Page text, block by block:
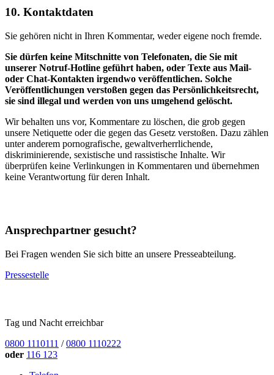
10. Kontaktdaten
Sie gehören nicht in Ihren Kommentar, weder eigene noch fremde.
Sie dürfen keine Mitschnitte von Telefonaten, die Sie mit
unserer Notruf-Hotline geführt haben, oder Texte aus Mail-
oder Chat-Kontakten irgendwo veröffentlichen. Solche
Veröffentlichungen verstoßen gegen das Persönlichkeitsrecht,
sie sind illegal und werden von uns umgehend gelöscht.
Wir behalten uns vor, Kommentare zu löschen, die grob gegen
unsere Netiquette oder die gegen das Gesetz verstoßen. Dazu zählen
unter anderem pornografische, gewaltverherrlichende,
diskriminierende, sexistische und rassistische Inhalte. Wir
überprüfen keine Verlinkungen in Kommentaren und übernehmen
keine Verantwortung für deren Inhalt.
Ansprechpartner gesucht?
Bei Fragen wenden Sie sich bitte an unsere Presseabteilung.
Pressestelle
Tag und Nacht erreichbar
0800 1110111 /0800 1110222
oder 116 123